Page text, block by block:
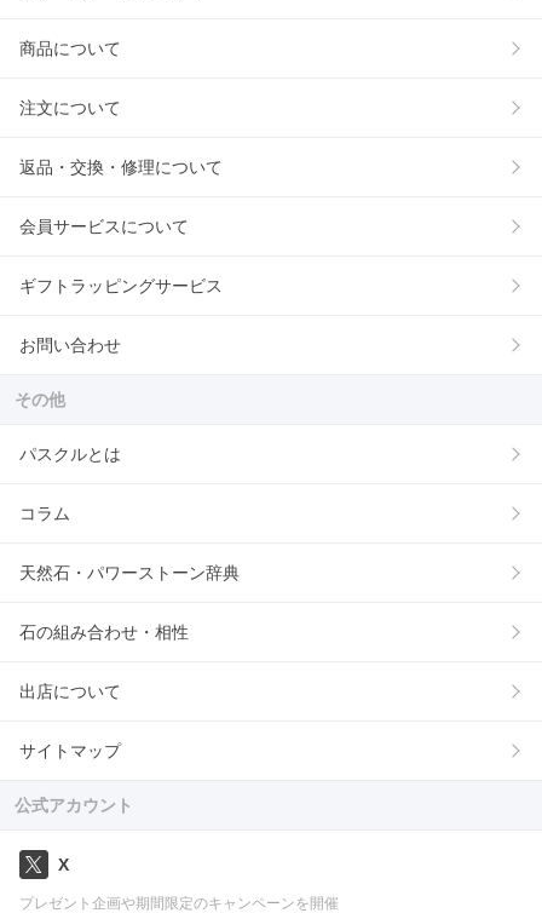
商品について
注文について
返品・交換・修理について
会員サービスについて
ギフトラッピングサービス
お問い合わせ
その他
パスクルとは
コラム
天然石・パワーストーン辞典
石の組み合わせ・相性
出店について
サイトマップ
公式アカウント
X
プレゼント企画や期間限定のキャンペーンを開催